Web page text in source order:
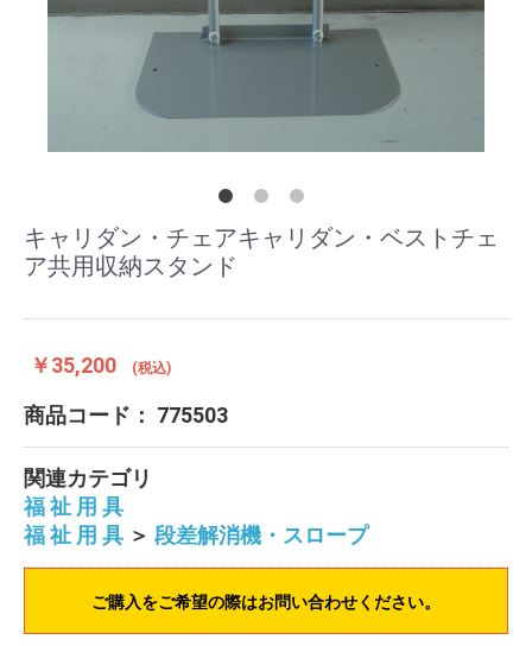
キャリダン・チェアキャリダン・ベストチェ
ア共用収納スタンド
￥35,200 (税込)
商品コード： 775503
関連カテゴリ
福 祉 用 具
福 祉 用 具 ＞ 段差解消機・スロープ
ご購入をご希望の際はお問い合わせください。